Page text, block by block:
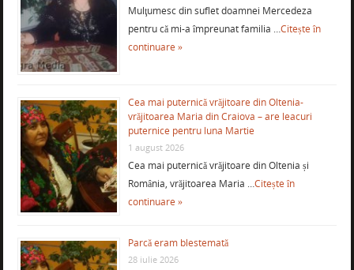
Mulţumesc din suflet doamnei Mercedeza
pentru că mi-a împreunat familia …Citește în
continuare »
Cea mai puternică vrăjitoare din Oltenia-
vrăjitoarea Maria din Craiova – are leacuri
puternice pentru luna Martie
1 august 2026
Cea mai puternică vrăjitoare din Oltenia și
România, vrăjitoarea Maria …Citește în
continuare »
Parcă eram blestemată
28 iulie 2026